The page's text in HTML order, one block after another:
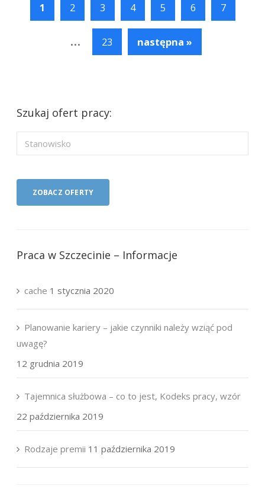
1 2 3 4 5 6 7
... 23 następna »
Szukaj ofert pracy:
Praca w Szczecinie – Informacje
cache 1 stycznia 2020
Planowanie kariery – jakie czynniki należy wziąć pod
uwagę?
12 grudnia 2019
Tajemnica służbowa – co to jest, Kodeks pracy, wzór
22 października 2019
Rodzaje premii 11 października 2019